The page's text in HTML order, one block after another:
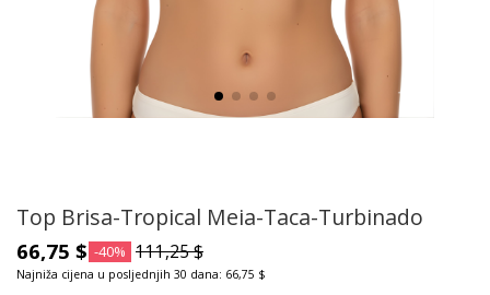
Top Brisa-Tropical Meia-Taca-Turbinado
66,75 $ -40% 111,25 $
Najniža cijena u posljednjih 30 dana: 66,75 $